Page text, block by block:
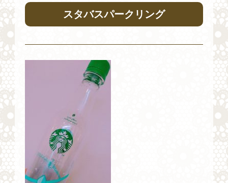
日:
スタバスパークリング